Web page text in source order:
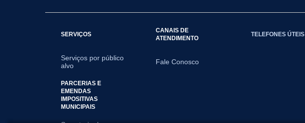
SERVIÇOS
Serviços por público
alvo
CANAIS DE
ATENDIMENTO
Fale Conosco
TELEFONES ÚTEIS
PARCERIAS E
EMENDAS
IMPOSITIVAS
MUNICIPAIS